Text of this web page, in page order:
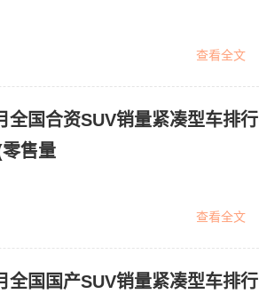
查看全文
全国合资SUV销量紧凑型车排行
售量
查看全文
全国国产SUV销量紧凑型车排行